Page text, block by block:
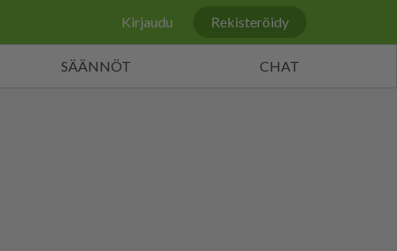
Kirjaudu Rekisteröidy
SÄÄNNÖT CHAT